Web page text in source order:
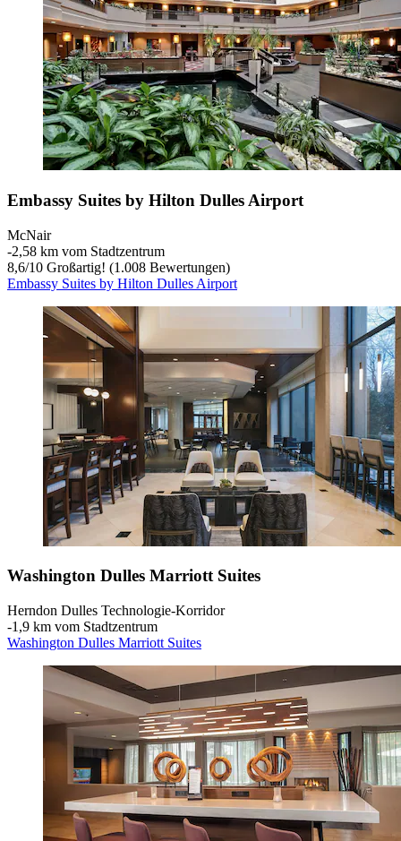
Embassy Suites by Hilton Dulles Airport
McNair
‐2,58 km vom Stadtzentrum
8,6/10 Großartig! (1.008 Bewertungen)
Embassy Suites by Hilton Dulles Airport
Washington Dulles Marriott Suites
Herndon Dulles Technologie-Korridor
‐1,9 km vom Stadtzentrum
Washington Dulles Marriott Suites